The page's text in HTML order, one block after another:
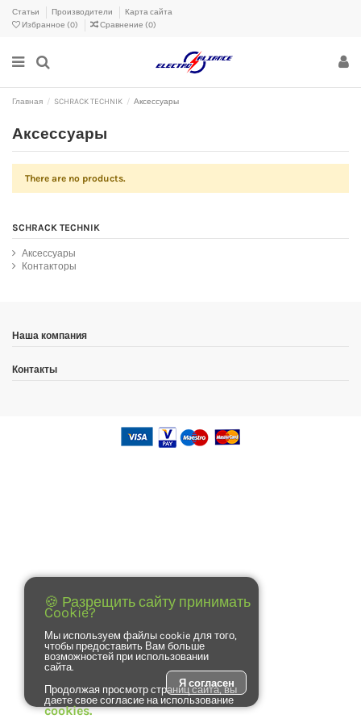
Статьи Производители
Карта сайта
Избранное (0) Сравнение (0)
Главная SCHRACK TECHNIK Аксессуары
Аксессуары
There are no products.
SCHRACK TECHNIK
Аксессуары
Контакторы
Наша компания
Контакты
Я согласен
🍪 Разрещить сайту принимать
Cookie?
Мы используем файлы cookie для того,
чтобы предоставить Вам больше
возможностей при использовании
сайта.
Продолжая просмотр страниц сайта, вы
даете свое согласие на использование
cookies.